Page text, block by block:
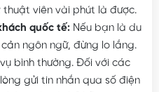
viên vài phút là được.
quốc tế:Nếu bạn là du
ngôn ngữ, đừng lo lắng.
bình thường. Đối với các
gửi tin nhắn qua số điện